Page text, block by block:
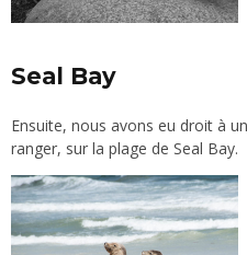
Seal Bay
Ensuite, nous avons eu droit à
ranger, sur la plage de Seal Bay.